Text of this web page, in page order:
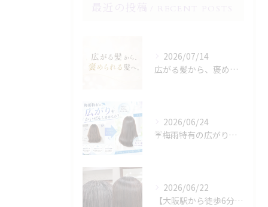
2026/07/14
広がる髪から、褒められる髪へ。
2026/06/24
☔️梅雨特有の広がり、諦めていませんか？☔️
2026/06/22
【大阪駅から徒歩6分】縮毛矯正専門店の美容院で叶える梅雨のうねり対策